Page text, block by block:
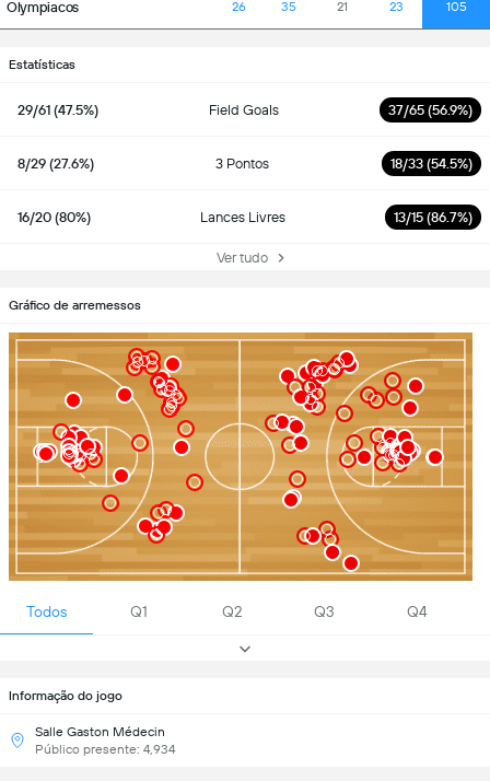
Olympiacos 26 35 21 23 105
Estatísticas
29/61 (47.5%) Field Goals 37/65 (56.9%)
8/29 (27.6%) 3 Pontos 18/33 (54.5%)
16/20 (80%) Lances Livres 13/15 (86.7%)
Ver tudo
Gráfico de arremessos
Todos Q1 Q2 Q3 Q4
Informação do jogo
Salle Gaston Médecin
Público presente: 4,934